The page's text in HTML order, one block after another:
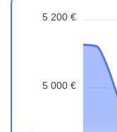
5 200 €
5 000 €